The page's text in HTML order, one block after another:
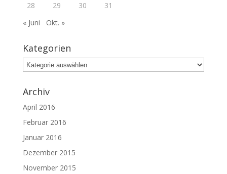
28 29 30
31
« Juni
Okt. »
Kategorien
Kategorien
Archiv
April 2016
Februar 2016
Januar 2016
Dezember 2015
November 2015